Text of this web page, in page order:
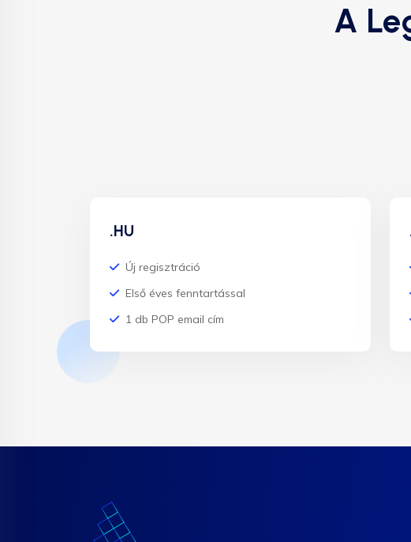
A
.HU
Új regisztráció
Első éves fenntartással
1 db POP email cím